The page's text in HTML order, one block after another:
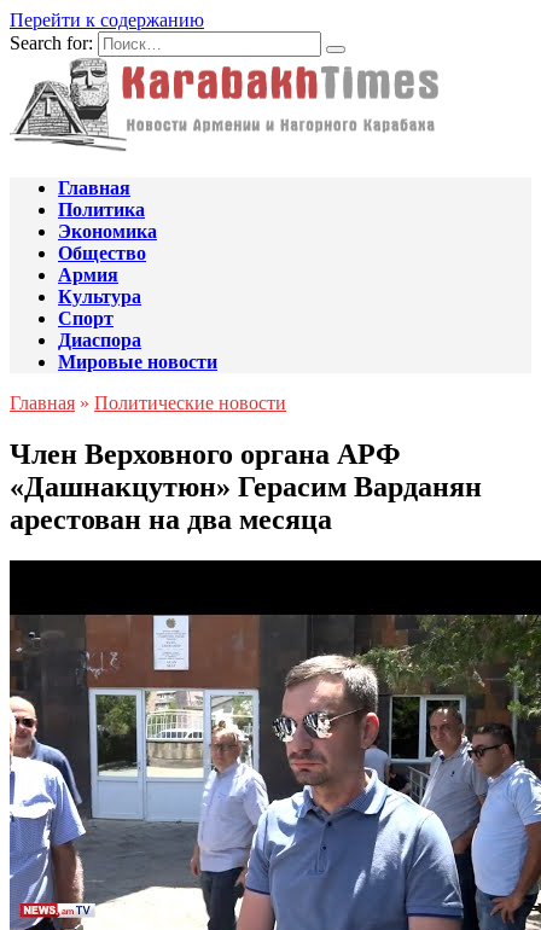
Перейти к содержанию
Search for:
Главная
Политика
Экономика
Общество
Армия
Культура
Спорт
Диаспора
Мировые новости
Главная » Политические новости
Член Верховного органа АРФ
«Дашнакцутюн» Герасим Варданян
арестован на два месяца